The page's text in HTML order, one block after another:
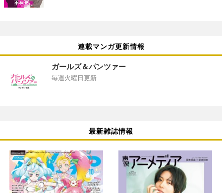
連載マンガ更新情報
ガールズ＆パンツァー
毎週火曜日更新
最新雑誌情報